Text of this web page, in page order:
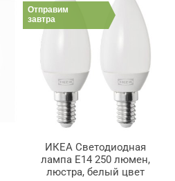
Отправим
завтра
ИКЕА Светодиодная
лампа E14 250 люмен,
люстра, белый цвет